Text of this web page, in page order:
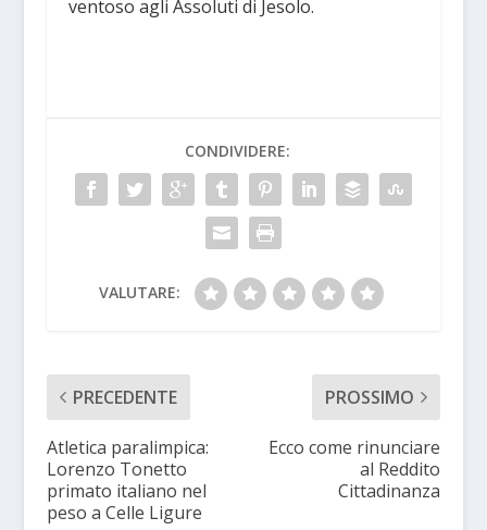
ventoso agli Assoluti di Jesolo.
CONDIVIDERE:
VALUTARE:
PRECEDENTE
Atletica paralimpica:
Lorenzo Tonetto
primato italiano nel
peso a Celle Ligure
PROSSIMO
Ecco come rinunciare
al Reddito
Cittadinanza